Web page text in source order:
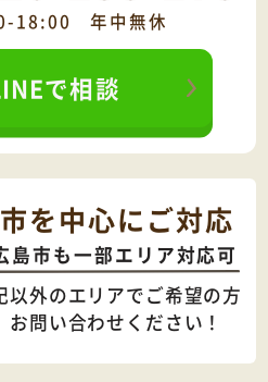
18:00 年中無休
で相談
を中心にご対応
島市も一部エリア対応可
以外のエリアでご希望の方
お問い合わせください！